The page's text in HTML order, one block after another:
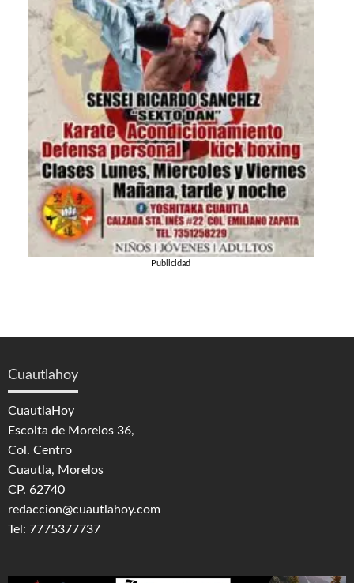
Publicidad
Cuautlahoy
CuautlaHoy
Escolta de Morelos 36,
Col. Centro
Cuautla, Morelos
CP. 62740
redaccion@cuautlahoy.com
Tel: 7775377737